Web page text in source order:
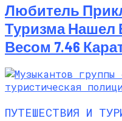
Любитель
Туризма Нашел
Весом 7.46
ПУТЕШЕСТВИЯ И